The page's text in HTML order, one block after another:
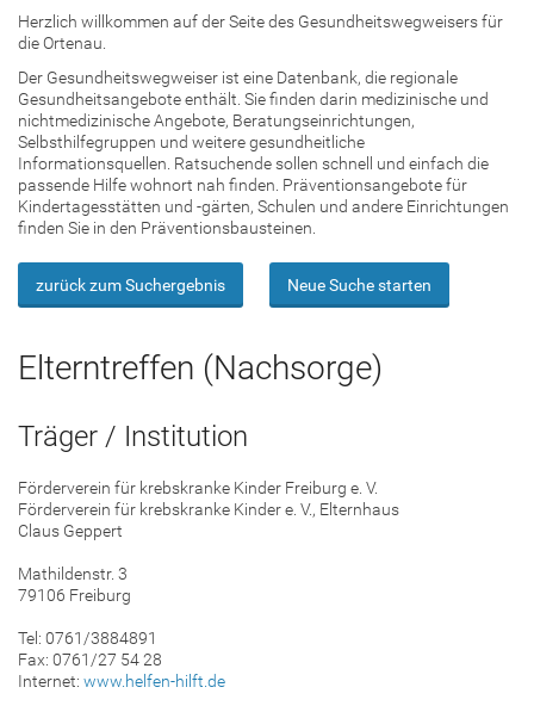
Herzlich willkommen auf der Seite des Gesundheitswegweisers für
die Ortenau.
Der Gesundheitswegweiser ist eine Datenbank, die regionale
Gesundheitsangebote enthält. Sie finden darin medizinische und
nichtmedizinische Angebote, Beratungseinrichtungen,
Selbsthilfegruppen und weitere gesundheitliche
Informationsquellen. Ratsuchende sollen schnell und einfach die
passende Hilfe wohnort nah finden. Präventionsangebote für
Kindertagesstätten und -gärten, Schulen und andere Einrichtungen
finden Sie in den Präventionsbausteinen.
zurück zum Suchergebnis Neue Suche starten
Elterntreffen (Nachsorge)
Träger / Institution
Förderverein für krebskranke Kinder Freiburg e. V.
Förderverein für krebskranke Kinder e. V., Elternhaus
Claus Geppert
Mathildenstr. 3
79106 Freiburg
Tel: 0761/3884891
Fax: 0761/27 54 28
Internet: www.helfen-hilft.de